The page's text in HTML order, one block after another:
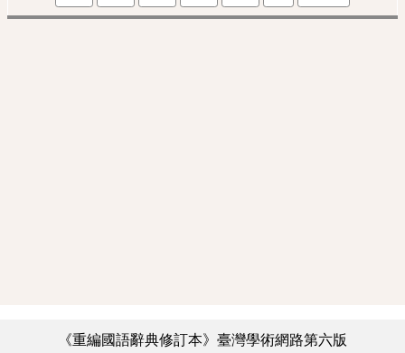
《重編國語辭典修訂本》臺灣學術網路第六版